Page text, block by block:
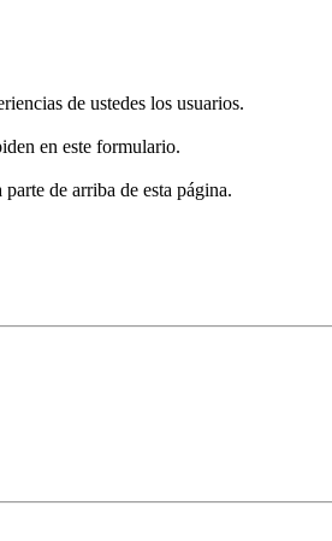
de ustedes los usuarios.
en este formulario.
de arriba de esta página.